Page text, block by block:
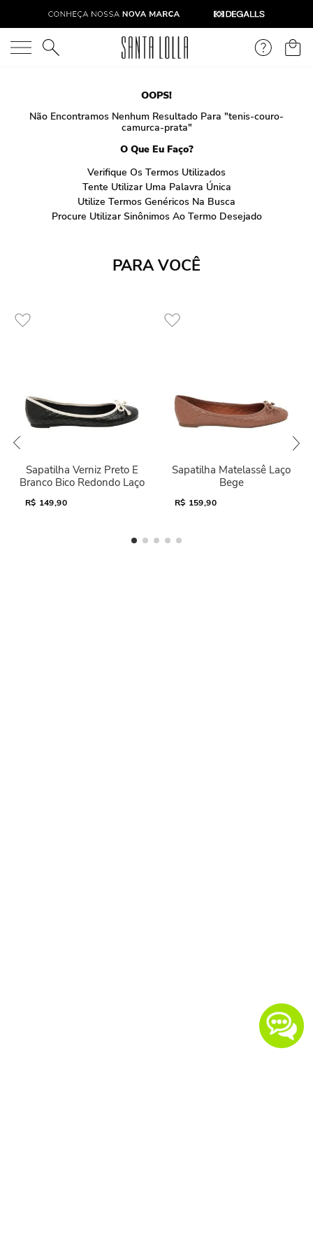
O que você está procurando?
OOPS!
Não Encontramos Nenhum Resultado Para "tenis-couro-
camurca-prata"
O Que Eu Faço?
Verifique Os Termos Utilizados
Tente Utilizar Uma Palavra Única
Utilize Termos Genéricos Na Busca
Procure Utilizar Sinônimos Ao Termo Desejado
PARA VOCÊ
Sapatilha Verniz Preto E
Branco Bico Redondo Laço
R$ 149,90
Sapatilha Matelassê Laço
Bege
R$ 159,90